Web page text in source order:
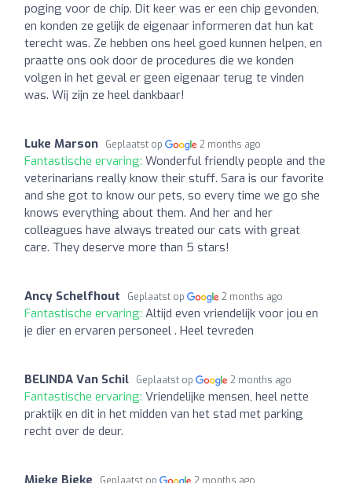
poging voor de chip. Dit keer was er een chip gevonden,
en konden ze gelijk de eigenaar informeren dat hun kat
terecht was. Ze hebben ons heel goed kunnen helpen, en
praatte ons ook door de procedures die we konden
volgen in het geval er geen eigenaar terug te vinden
was. Wij zijn ze heel dankbaar!
Luke Marson Geplaatst op 2 months ago
Fantastische ervaring: Wonderful friendly people and the
veterinarians really know their stuff. Sara is our favorite
and she got to know our pets, so every time we go she
knows everything about them. And her and her
colleagues have always treated our cats with great
care. They deserve more than 5 stars!
Ancy Schelfhout Geplaatst op 2 months ago
Fantastische ervaring: Altijd even vriendelijk voor jou en
je dier en ervaren personeel . Heel tevreden
BELINDA Van Schil Geplaatst op 2 months ago
Fantastische ervaring: Vriendelijke mensen, heel nette
praktijk en dit in het midden van het stad met parking
recht over de deur.
Mieke Bieke